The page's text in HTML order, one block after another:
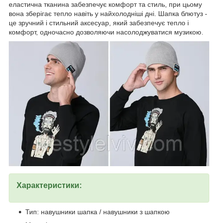
еластична тканина забезпечує комфорт та стиль, при цьому
вона зберігає тепло навіть у найхолодніші дні. Шапка блютуз -
це зручний і стильний аксесуар, який забезпечує тепло і
комфорт, одночасно дозволяючи насолоджуватися музикою.
Характеристики:
Тип: навушники шапка / навушники з шапкою